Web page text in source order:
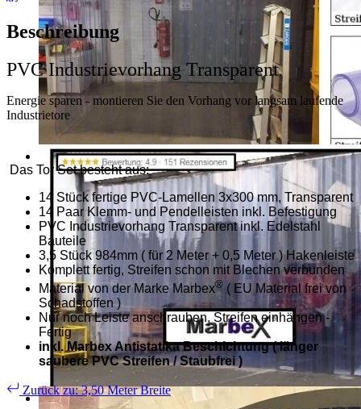
Beschreibung
PVC Industrievorhang Transparent
Energie sparen - montieren Sie den Vorhang vor langsam laufende
Industrietore
Das Tor Set besteht aus:
14 Stück fertige PVC-Lamellen 3x300 mm, Transparent
14 Paar Klemm- und Pendelleisten inkl. Befestigung
PVC Industrievorhang Transparent inkl. Edelstahl
Bauteile
3,5 Stück 984mm ( für 2 Meter + 0,5 Meter ) Hakenleiste
Komplett fertig, Streifen schon mit Blechen verbunden
Material von der Marke Marbex® ( EU Material frei von
Schadstoffen )
Nur noch Leiste anschrauben, Streifen einhängen -
Fertig
inkl. Marbex Antistatika Beschichtung ( länger
saubere PVC Streifen / Staubfrei )
Zurück zu: 3,50 Meter Breite